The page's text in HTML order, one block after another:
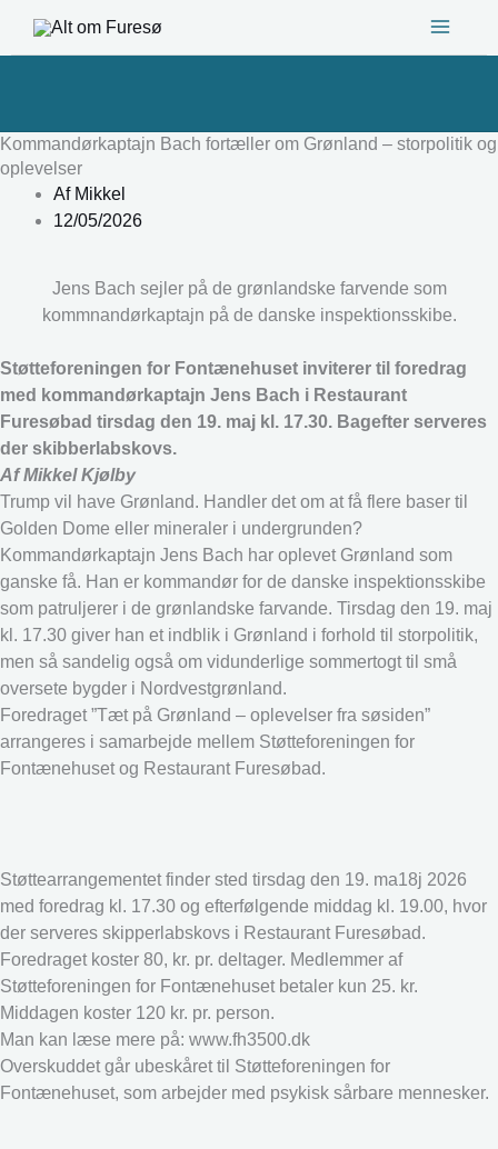
Kommandørkaptajn Bach fortæller om Grønland – storpolitik og
oplevelser
AfMikkel
12/05/2026
Jens Bach sejler på de grønlandske farvende som
kommnandørkaptajn på de danske inspektionsskibe.
Støtteforeningen for Fontænehuset inviterer til foredrag
med kommandørkaptajn Jens Bach i Restaurant
Furesøbad tirsdag den 19. maj kl. 17.30. Bagefter serveres
der skibberlabskovs.
Af Mikkel Kjølby
Trump vil have Grønland. Handler det om at få flere baser til
Golden Dome eller mineraler i undergrunden?
Kommandørkaptajn Jens Bach har oplevet Grønland som
ganske få. Han er kommandør for de danske inspektionsskibe
som patruljerer i de grønlandske farvande. Tirsdag den 19. maj
kl. 17.30 giver han et indblik i Grønland i forhold til storpolitik,
men så sandelig også om vidunderlige sommertogt til små
oversete bygder i Nordvestgrønland.
Foredraget ”Tæt på Grønland – oplevelser fra søsiden”
arrangeres i samarbejde mellem Støtteforeningen for
Fontænehuset og Restaurant Furesøbad.
Støttearrangementet finder sted tirsdag den 19. ma18j 2026
med foredrag kl. 17.30 og efterfølgende middag kl. 19.00, hvor
der serveres skipperlabskovs i Restaurant Furesøbad.
Foredraget koster 80, kr. pr. deltager. Medlemmer af
Støtteforeningen for Fontænehuset betaler kun 25. kr.
Middagen koster 120 kr. pr. person.
Man kan læse mere på: www.fh3500.dk
Overskuddet går ubeskåret til Støtteforeningen for
Fontænehuset, som arbejder med psykisk sårbare mennesker.